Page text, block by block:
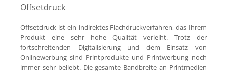
Offsetdruck
Offsetdruck ist ein indirektes Flachdruckverfahren, das Ihrem
Produkt eine sehr hohe Qualität verleiht. Trotz der
fortschreitenden Digitalisierung und dem Einsatz von
Onlinewerbung sind Printprodukte und Printwerbung noch
immer sehr beliebt. Die gesamte Bandbreite an Printmedien